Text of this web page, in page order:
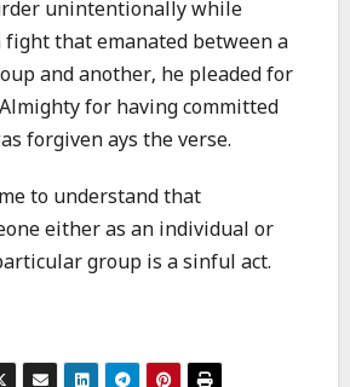
unintentionally while
that emanated between a
and another, he pleaded for
for having committed
forgiven ays the verse.
to understand that
either as an individual or
group is a sinful act.